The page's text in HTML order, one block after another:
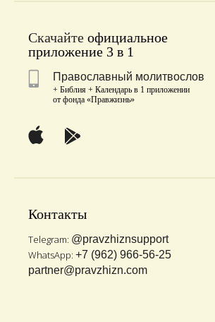
Скачайте официальное
приложение 3 в 1
Православный молитвослов
+ Библия + Календарь в 1 приложении
от фонда «Правжизнь»
Контакты
Telegram: @pravzhiznsupport
WhatsApp: +7 (962) 966-56-25
partner@pravzhizn.com